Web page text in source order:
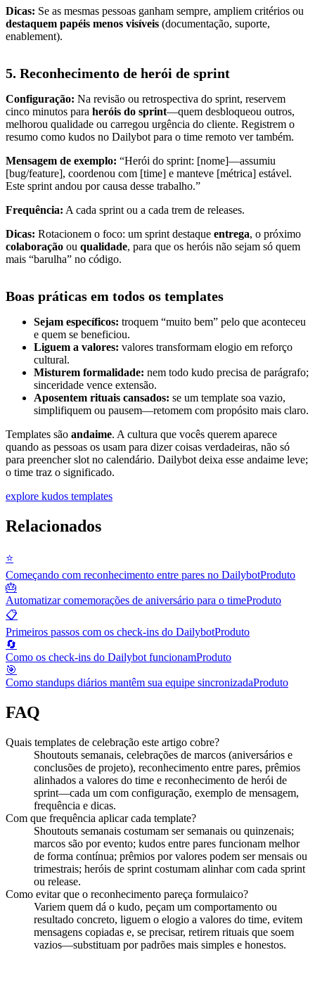
Dicas: Se as mesmas pessoas ganham sempre, ampliem critérios ou
destaquem papéis menos visíveis (documentação, suporte,
enablement).
5. Reconhecimento de herói de sprint
Configuração: Na revisão ou retrospectiva do sprint, reservem
cinco minutos para heróis do sprint—quem desbloqueou outros,
melhorou qualidade ou carregou urgência do cliente. Registrem o
resumo como kudos no Dailybot para o time remoto ver também.
Mensagem de exemplo: “Herói do sprint: [nome]—assumiu
[bug/feature], coordenou com [time] e manteve [métrica] estável.
Este sprint andou por causa desse trabalho.”
Frequência: A cada sprint ou a cada trem de releases.
Dicas: Rotacionem o foco: um sprint destaque entrega, o próximo
colaboração ou qualidade, para que os heróis não sejam só quem
mais “barulha” no código.
Boas práticas em todos os templates
Sejam específicos: troquem “muito bem” pelo que aconteceu
e quem se beneficiou.
Liguem a valores: valores transformam elogio em reforço
cultural.
Misturem formalidade: nem todo kudo precisa de parágrafo;
sinceridade vence extensão.
Aposentem rituais cansados: se um template soa vazio,
simplifiquem ou pausem—retomem com propósito mais claro.
Templates são andaime. A cultura que vocês querem aparece
quando as pessoas os usam para dizer coisas verdadeiras, não só
para preencher slot no calendário. Dailybot deixa esse andaime leve;
o time traz o significado.
explore kudos templates
Relacionados
⭐
Começando com reconhecimento entre pares no DailybotProduto
🎂
Automatizar comemorações de aniversário para o timeProduto
📋
Primeiros passos com os check-ins do DailybotProduto
🔄
Como os check-ins do Dailybot funcionamProduto
🎯
Como standups diários mantêm sua equipe sincronizadaProduto
FAQ
Quais templates de celebração este artigo cobre?
Shoutouts semanais, celebrações de marcos (aniversários e
conclusões de projeto), reconhecimento entre pares, prêmios
alinhados a valores do time e reconhecimento de herói de
sprint—cada um com configuração, exemplo de mensagem,
frequência e dicas.
Com que frequência aplicar cada template?
Shoutouts semanais costumam ser semanais ou quinzenais;
marcos são por evento; kudos entre pares funcionam melhor
de forma contínua; prêmios por valores podem ser mensais ou
trimestrais; heróis de sprint costumam alinhar com cada sprint
ou release.
Como evitar que o reconhecimento pareça formulaico?
Variem quem dá o kudo, peçam um comportamento ou
resultado concreto, liguem o elogio a valores do time, evitem
mensagens copiadas e, se precisar, retirem rituais que soem
vazios—substituam por padrões mais simples e honestos.